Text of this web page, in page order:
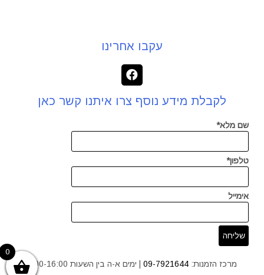
עקבו אחרינו
לקבלת מידע נוסף צרו איתנו קשר כאן
שם מלא*
טלפון*
אימייל
מרכז הזמנות: 09-7921644 | ימים א-ה בין השעות 9:00-16:00
0